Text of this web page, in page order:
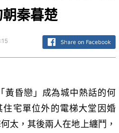
秦暮楚
黃昏戀」成為城中熱話的何
宅單位外的電梯大堂因婚
太，其後兩人在地上纏鬥，